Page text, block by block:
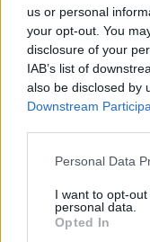
us or personal
your opt-out. You
disclosure of your
IAB’s list of
also be disclosed by
Downstream
Personal Data
I want to opt-
personal data.
Opted In
l’altro ieri in
Arms. Siamo in
stato oggetto di
altre forme
(la faccenda
e di un clima
ostile. Curioso,
Salvini, invece,
picchiarlo
corretto.